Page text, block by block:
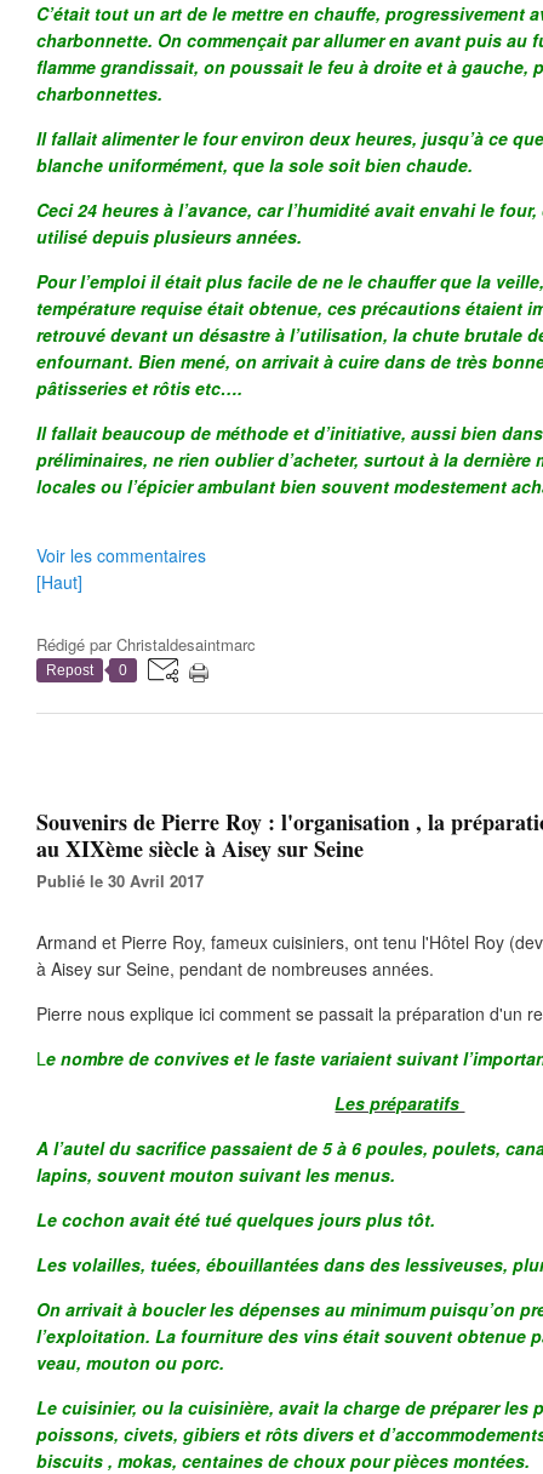
C’était tout un art de le mettre en chauffe, progressivement
charbonnette. On commençait par allumer en avant puis au
flamme grandissait, on poussait le feu à droite et à gauche,
charbonnettes.
Il fallait alimenter le four environ deux heures, jusqu’à ce
blanche uniformément, que la sole soit bien chaude.
Ceci 24 heures à l’avance, car l’humidité avait envahi le
utilisé depuis plusieurs années.
Pour l’emploi il était plus facile de ne le chauffer que la
température requise était obtenue, ces précautions étaient
retrouvé devant un désastre à l’utilisation, la chute brutale
enfournant. Bien mené, on arrivait à cuire dans de très
pâtisseries et rôtis etc….
Il fallait beaucoup de méthode et d’initiative, aussi bien
préliminaires, ne rien oublier d’acheter, surtout à la dernière
locales ou l’épicier ambulant bien souvent modestement
Voir les commentaires
[Haut]
Rédigé parChristaldesaintmarc
Repost 0
Souvenirs de Pierre Roy : l'organisation , la
au XIXème siècle à Aisey sur Seine
Publié le 30 Avril 2017
Armand et Pierre Roy, fameux cuisiniers, ont tenu l'Hôtel Roy
à Aisey sur Seine, pendant de nombreuses années.
Pierre nous explique ici comment se passait la préparation d'un
Le nombre de convives et le faste variaient suivant
Les préparatifs
A l’autel du sacrifice passaient de 5 à 6 poules, poulets,
lapins, souvent mouton suivant les menus.
Le cochon avait été tué quelques jours plus tôt.
Les volailles, tuées, ébouillantées dans des lessiveuses,
On arrivait à boucler les dépenses au minimum puisqu’on
l’exploitation. La fourniture des vins était souvent obtenue
veau, mouton ou porc.
Le cuisinier, ou la cuisinière, avait la charge de préparer les
poissons, civets, gibiers et rôts divers et
biscuits , mokas, centaines de choux pour pièces montées.